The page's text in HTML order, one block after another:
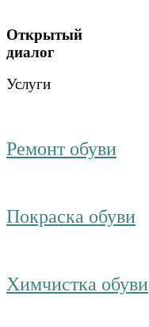
Открытый
диалог
Услуги
Ремонт обуви
Покраска обуви
Химчистка обуви